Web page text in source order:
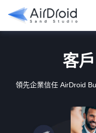
客戶
領先企業信任 AirDroid